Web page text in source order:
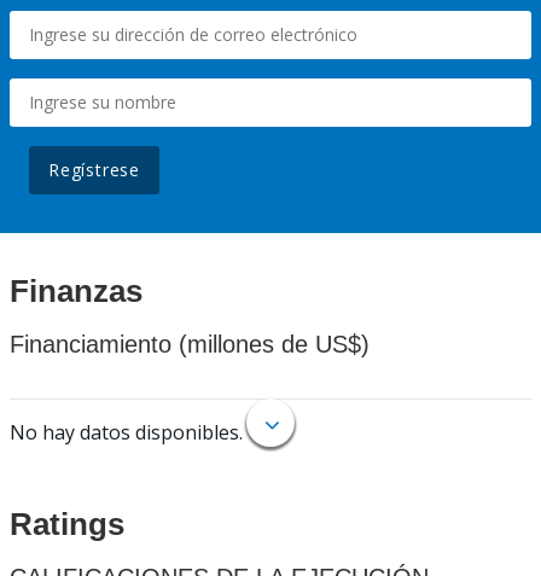
Regístrese
Finanzas
Financiamiento (millones de US$)
No hay datos disponibles.
Ratings